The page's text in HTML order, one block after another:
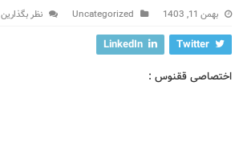
بهمن 11, 1403 Uncategorized نظر بگذارین
Twitter
LinkedIn
اختصاصی ققنوس :